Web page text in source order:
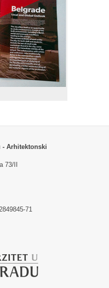
- Arhitektonski
73/II
71